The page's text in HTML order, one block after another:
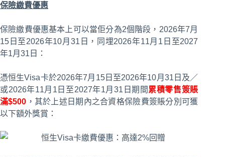
保險繳費優惠
保險繳費優惠基本上可以當佢分為2個階段，2026年7月
15日至2026年10月31日，同埋2026年11月1日至2027
年1月31日：
憑恒生Visa卡於2026年7月15日至2026年10月31日及／
或2026年11月1日至2027年1月31日期間累積零售簽賬
滿$500 ，其於上述日期內之合資格保險費簽賬分別可獲
以下額外獎賞：